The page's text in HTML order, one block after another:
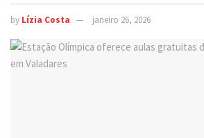
by Lízia Costa janeiro 26, 2026